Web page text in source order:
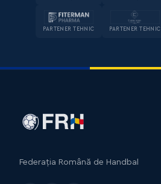
PARTENER TEHNIC PARTENER TEHNIC
Federația Română de Handbal